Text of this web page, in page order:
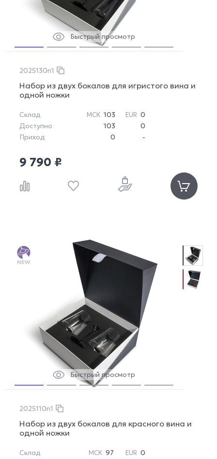
Быстрый просмотр
2025130n1
Набор из двух бокалов для игристого вина и
одной ножки
Склад МСК 103 EUR 0
Доступно
103
0
Приход
0 -
9 790 ₽
Быстрый просмотр
2025110n1
Набор из двух бокалов для красного вина и
одной ножки
Склад МСК 97 EUR 0